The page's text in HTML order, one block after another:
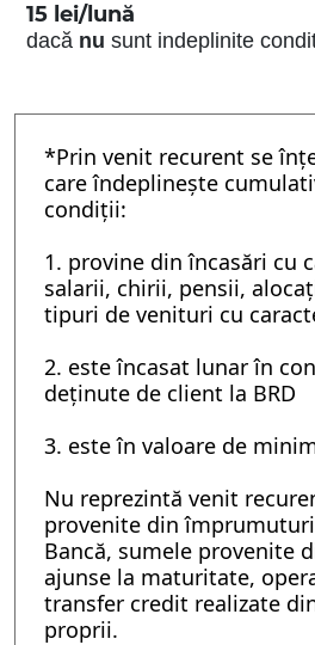
15 lei/lună
dacă nu sunt indeplinite
*Prin venit recurent se
care îndeplineşte
condiții:
1. provine din încasări cu
salarii, chirii, pensii,
tipuri de venituri cu
2. este încasat lunar în
deținute de client la BRD
3. este în valoare de
Nu reprezintă venit
provenite din
Bancă, sumele provenite
ajunse la maturitate,
transfer credit realizate
proprii.